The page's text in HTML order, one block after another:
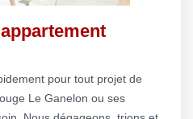
pour tout projet de
Le Ganelon ou ses